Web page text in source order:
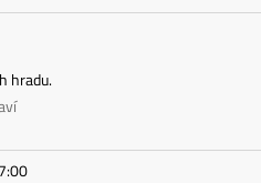
hradu.